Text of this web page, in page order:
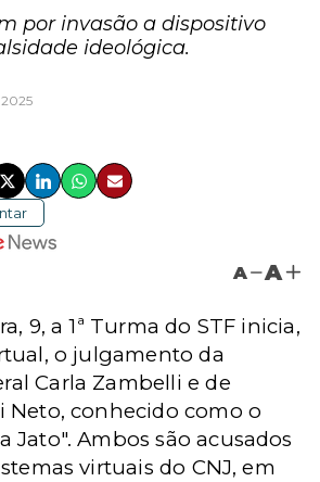
por invasão a dispositivo
ideológica.
A A
9, a 1ª Turma do STF inicia,
o julgamento da
Carla Zambelli e de
Neto, conhecido como o
Jato". Ambos são acusados
virtuais do CNJ, em